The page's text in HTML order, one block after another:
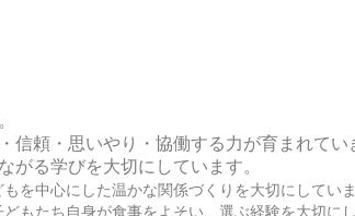
頼・思いやり・協働する力が育まれてい
がる学びを大切にしています。
を中心にした温かな関係づくりを大切にしていま
もたち自身が食事をよそい、選ぶ経験を大切にし